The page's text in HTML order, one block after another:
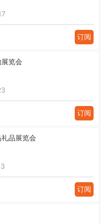
订阅
览会
订阅
品展览会
订阅